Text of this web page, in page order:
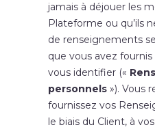
jamais à déjouer les
Plateforme ou qu’ils
de renseignements
que vous avez
vous identifier («
personnels»). Vous
fournissez vos
le biais du Client, à